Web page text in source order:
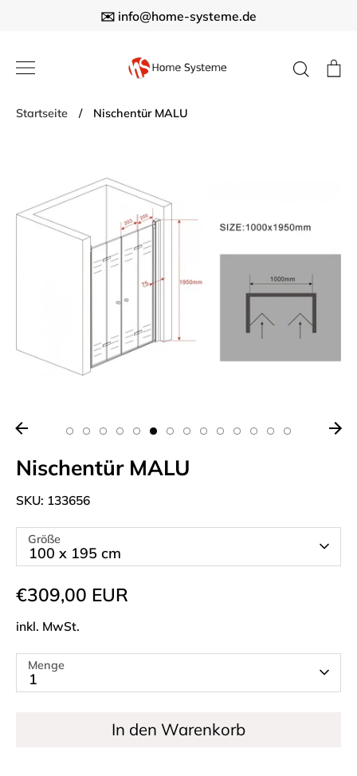
✉️ info@home-systeme.de
Startseite / Nischentür MALU
Nischentür MALU
SKU: 133656
Größe
100 x 195 cm
€309,00 EUR
inkl. MwSt.
Menge
1
In den Warenkorb